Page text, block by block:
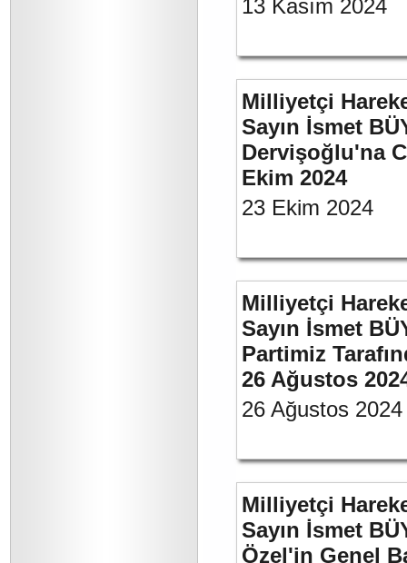
13 Kasım 2024
Milliyetçi
Sayın İsmet
Dervişoğlu'na
Ekim 2024
23 Ekim 2024
Milliyetçi
Sayın İsmet
Partimiz
26 Ağustos
26 Ağustos 2024
Milliyetçi
Sayın İsmet
Özel'in Genel